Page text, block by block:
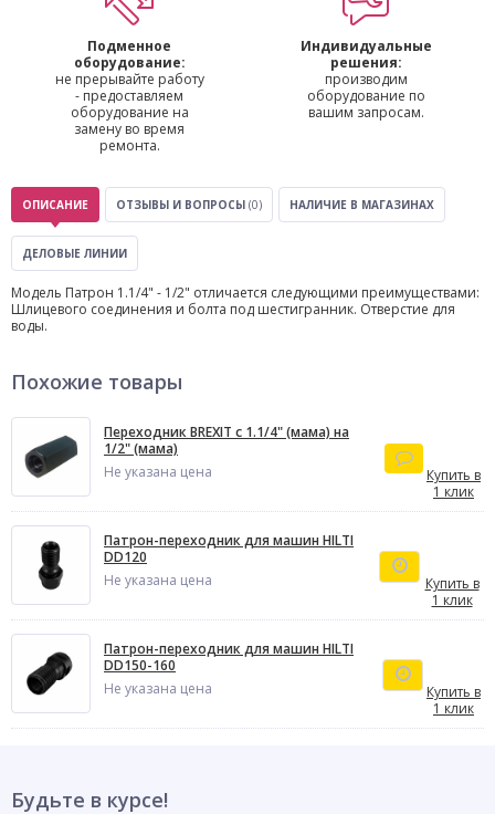
Подменное
оборудование:
не прерывайте работу
- предоставляем
оборудование на
замену во время
ремонта.
Индивидуальные
решения:
производим
оборудование по
вашим запросам.
ОПИСАНИЕ ОТЗЫВЫ И ВОПРОСЫ (0) НАЛИЧИЕ В МАГАЗИНАХ
ДЕЛОВЫЕ ЛИНИИ
Модель Патрон 1.1/4" - 1/2" отличается следующими преимуществами:
Шлицевого соединения и болта под шестигранник. Отверстие для
воды.
Похожие товары
Переходник BREXIT с 1.1/4" (мама) на
1/2" (мама)
Не указана цена
Купить в
1 клик
Патрон-переходник для машин HILTI
DD120
Не указана цена
Купить в
1 клик
Патрон-переходник для машин HILTI
DD150-160
Не указана цена
Купить в
1 клик
Будьте в курсе!